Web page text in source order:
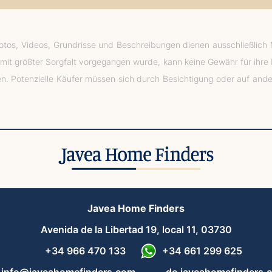
Videos, Grundrisse und Beschreibungen dienen
größter Sorgfalt vorgegangen wurde, kann keine Gewähr für
Potenzielle Käufer müssen sich durch Besichtigung oder auf
Javea Home Finders
Avenida de la Libertad 19, local 11, 03730
+34 966 470 133
+34 661 299 625